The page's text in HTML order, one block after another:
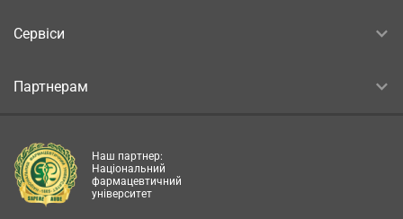
Сервіси
Партнерам
Наш партнер:
Національний
фармацевтичний
університет